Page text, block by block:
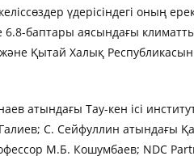
үдерісіндегі оның
6.8-баптары аясындағы
Қытай Халық
атындағы Тау-кен ісі
С. Сейфуллин атындағы
М.Б. Кошумбаев; NDC